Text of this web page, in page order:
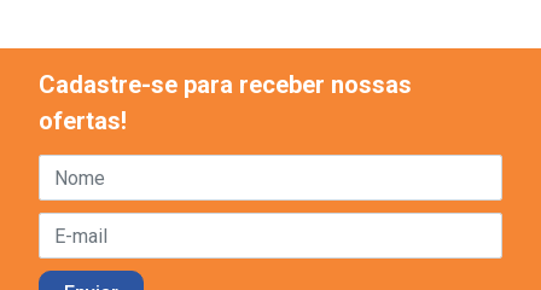
Cadastre-se para receber nossas
ofertas!